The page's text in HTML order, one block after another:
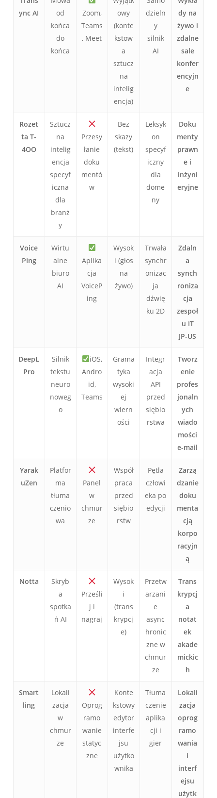
ync AI
od
końca
do
końca
Zoom,
Teams
, Meet
owy
(konte
kstow
a
sztucz
na
intelig
encja)
dzieln
y
silnik
AI
dy na
żywo i
zdalne
sale
konfer
encyjn
e
Rozet
ta T-
4OO
Sztucz
na
intelig
encja
specyf
iczna
dla
branż
y
Przesy
łanie
doku
mentó
w
Bez
skazy
(tekst)
Leksyk
on
specyf
iczny
dla
dome
ny
Doku
menty
prawn
e i
inżyni
eryjne
Voice
Ping
Wirtu
alne
biuro
AI
Aplika
cja
VoiceP
ing
Wysok
i (głos
na
żywo)
Trwała
synchr
onizac
ja
dźwię
ku 2D
Zdaln
a
synch
roniza
cja
zespoł
u IT
JP-US
DeepL
Pro
Silnik
tekstu
neuro
noweg
o
iOS,
Andro
id,
Teams
Grama
tyka
wysoki
ej
wiern
ości
Integr
acja
API
przed
siębio
rstwa
Tworz
enie
profes
jonaln
ych
wiado
mości
e-mail
Yarak
uZen
Platfor
ma
tłuma
czenio
wa
Panel
w
chmur
ze
Współ
praca
przed
siębio
rstw
Pętla
człowi
eka po
edycji
Zarzą
dzanie
doku
menta
cją
korpo
racyjn
ą
Notta
Skryb
a
spotka
ń AI
Prześli
j i
nagraj
Wysok
i
(trans
krypcj
e)
Przetw
arzani
e
async
hronic
zne w
chmur
ze
Trans
krypcj
a
notat
ek
akade
mickic
h
Smart
ling
Lokali
zacja
w
chmur
ze
Oprog
ramo
wanie
statyc
zne
Konte
kstowy
edytor
interfe
jsu
użytko
wnika
Tłuma
czenie
aplika
cji i
gier
Lokali
zacja
oprog
ramo
wania
i
interf
ejsu
użytk